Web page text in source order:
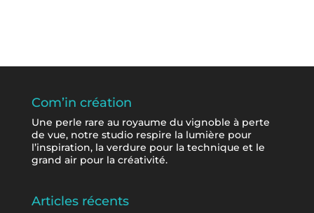
Com’in création
Une perle rare au royaume du vignoble à perte
de vue, notre studio respire la lumière pour
l’inspiration, la verdure pour la technique et le
grand air pour la créativité.
Articles récents